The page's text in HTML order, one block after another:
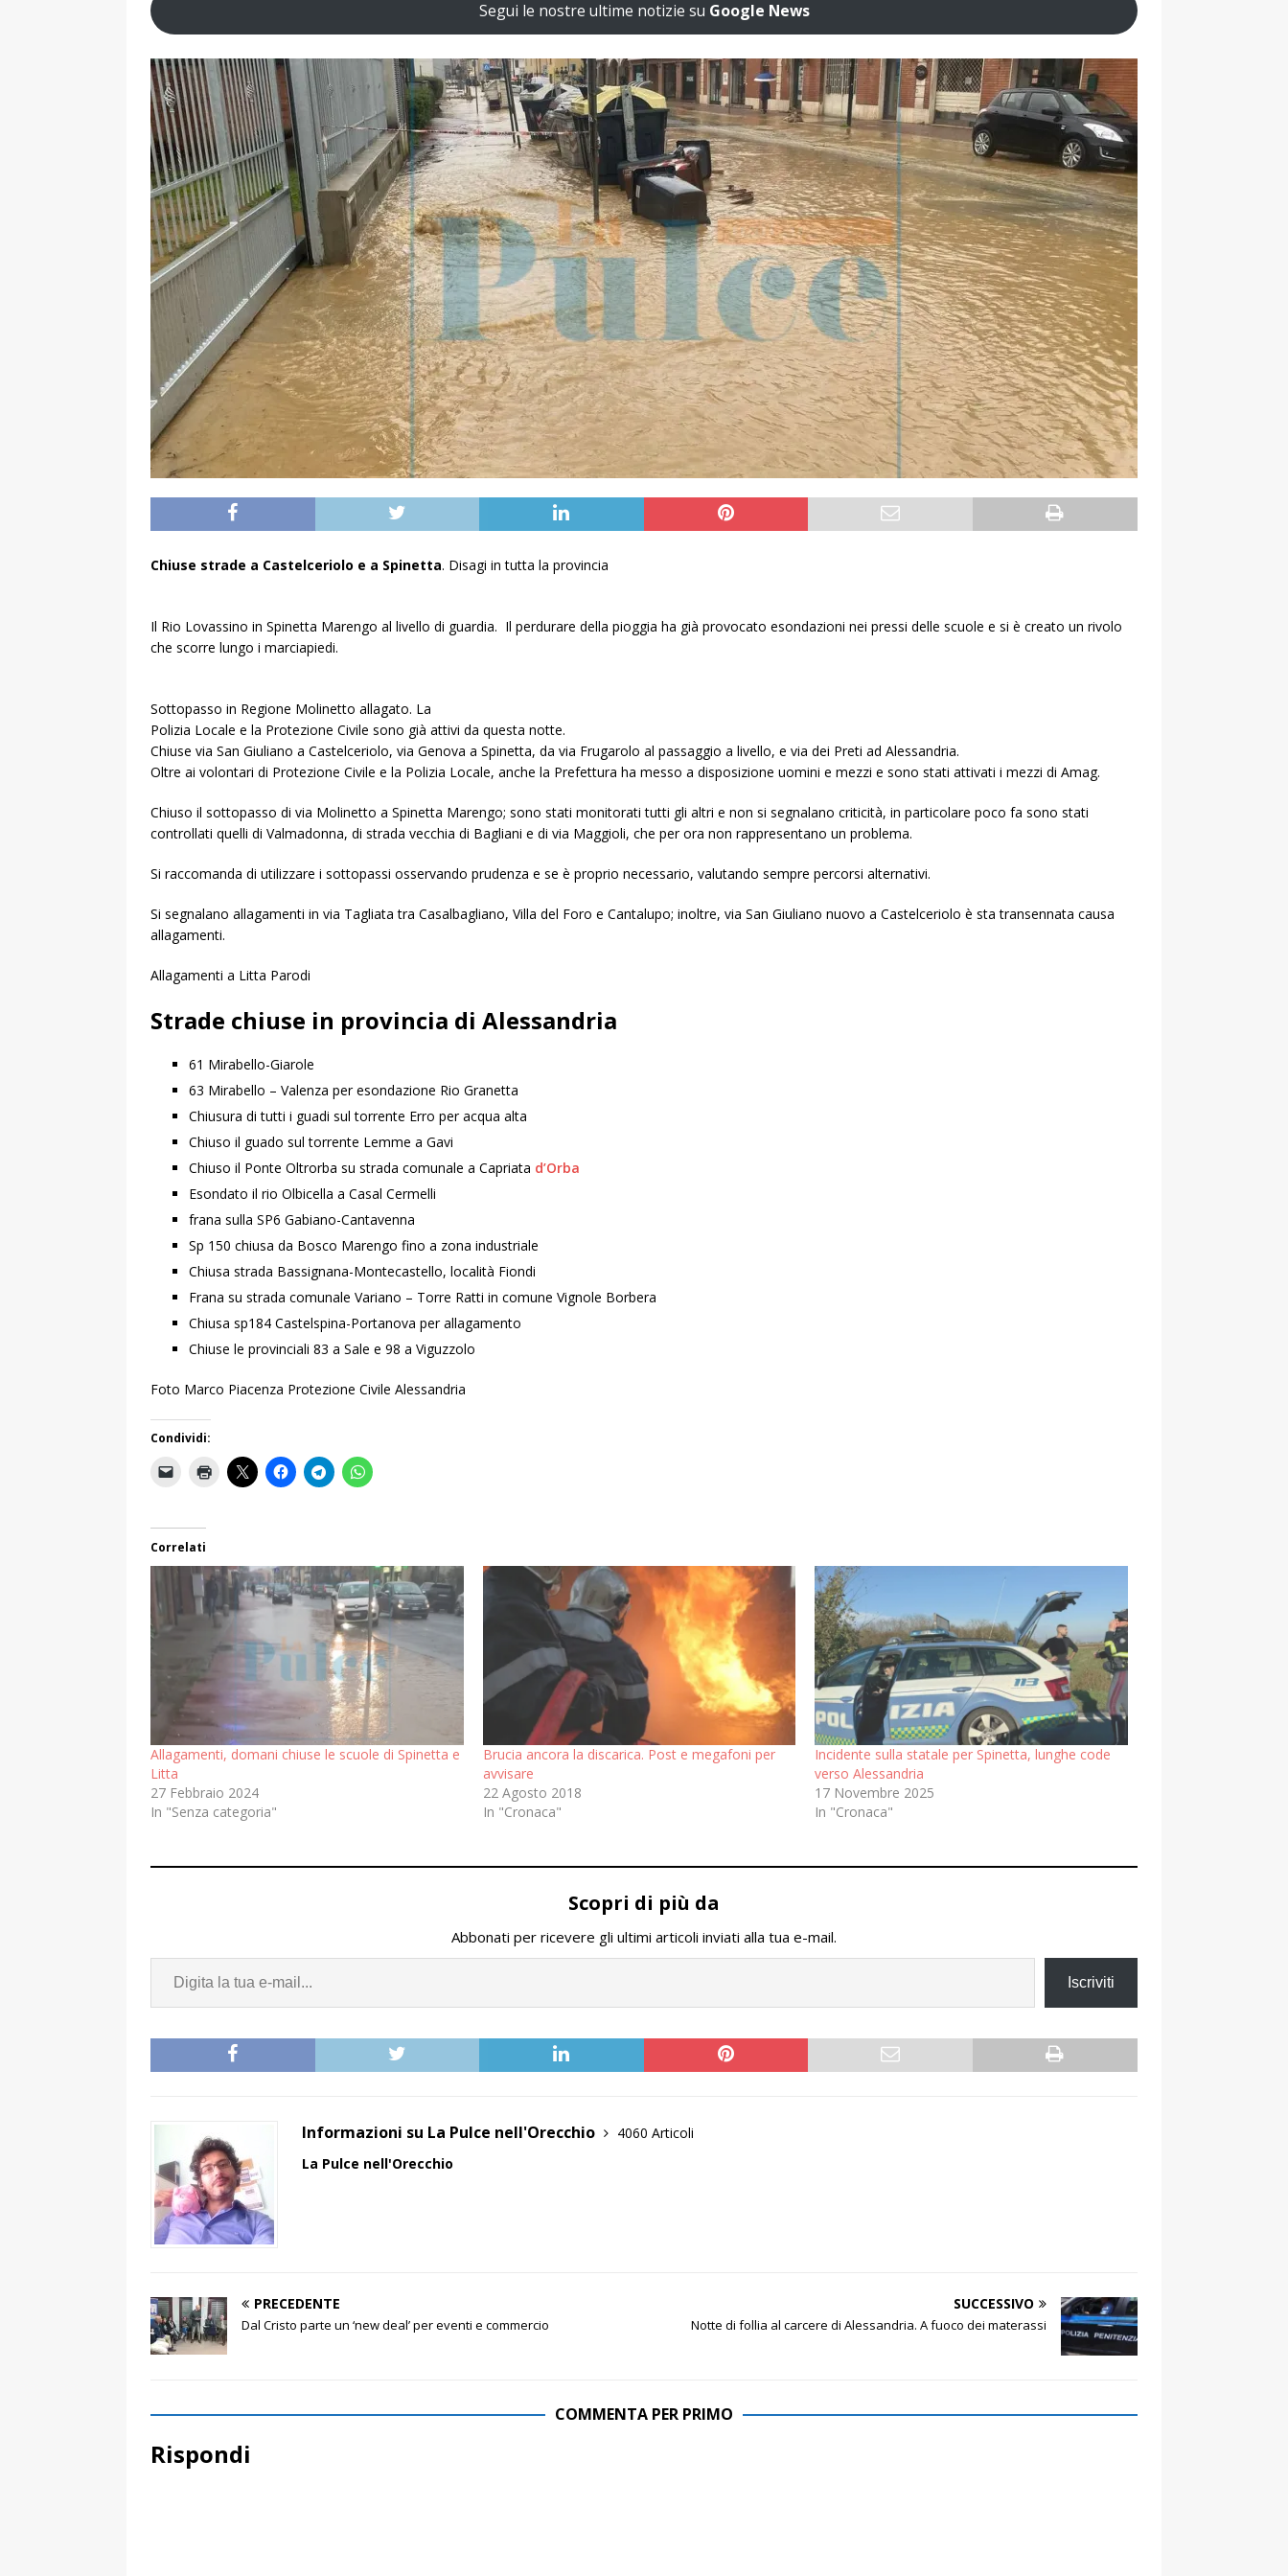
Segui le nostre ultime notizie su Google News
Chiuse strade a Castelceriolo e a Spinetta. Disagi in tutta la provincia
Il Rio Lovassino in Spinetta Marengo al livello di guardia. Il perdurare della pioggia ha già provocato esondazioni nei pressi delle scuole e si è creato un rivolo
che scorre lungo i marciapiedi.
Sottopasso in Regione Molinetto allagato. La
Polizia Locale e la Protezione Civile sono già attivi da questa notte.
Chiuse via San Giuliano a Castelceriolo, via Genova a Spinetta, da via Frugarolo al passaggio a livello, e via dei Preti ad Alessandria.
Oltre ai volontari di Protezione Civile e la Polizia Locale, anche la Prefettura ha messo a disposizione uomini e mezzi e sono stati attivati i mezzi di Amag.
Chiuso il sottopasso di via Molinetto a Spinetta Marengo; sono stati monitorati tutti gli altri e non si segnalano criticità, in particolare poco fa sono stati
controllati quelli di Valmadonna, di strada vecchia di Bagliani e di via Maggioli, che per ora non rappresentano un problema.
Si raccomanda di utilizzare i sottopassi osservando prudenza e se è proprio necessario, valutando sempre percorsi alternativi.
Si segnalano allagamenti in via Tagliata tra Casalbagliano, Villa del Foro e Cantalupo; inoltre, via San Giuliano nuovo a Castelceriolo è sta transennata causa
allagamenti.
Allagamenti a Litta Parodi
Strade chiuse in provincia di Alessandria
61 Mirabello-Giarole
63 Mirabello – Valenza per esondazione Rio Granetta
Chiusura di tutti i guadi sul torrente Erro per acqua alta
Chiuso il guado sul torrente Lemme a Gavi
Chiuso il Ponte Oltrorba su strada comunale a Capriata d’Orba
Esondato il rio Olbicella a Casal Cermelli
frana sulla SP6 Gabiano-Cantavenna
Sp 150 chiusa da Bosco Marengo fino a zona industriale
Chiusa strada Bassignana-Montecastello, località Fiondi
Frana su strada comunale Variano – Torre Ratti in comune Vignole Borbera
Chiusa sp184 Castelspina-Portanova per allagamento
Chiuse le provinciali 83 a Sale e 98 a Viguzzolo
Foto Marco Piacenza Protezione Civile Alessandria
Condividi:
Correlati
Allagamenti, domani chiuse le scuole di Spinetta e
Litta
27 Febbraio 2024
In "Senza categoria"
Brucia ancora la discarica. Post e megafoni per
avvisare
22 Agosto 2018
In "Cronaca"
Incidente sulla statale per Spinetta, lunghe code
verso Alessandria
17 Novembre 2025
In "Cronaca"
Scopri di più da
Abbonati per ricevere gli ultimi articoli inviati alla tua e-mail.
Iscriviti
Informazioni su La Pulce nell'Orecchio
4060 Articoli
La Pulce nell'Orecchio
PRECEDENTE
Dal Cristo parte un ‘new deal’ per eventi e commercio
SUCCESSIVO
Notte di follia al carcere di Alessandria. A fuoco dei materassi
COMMENTA PER PRIMO
Rispondi